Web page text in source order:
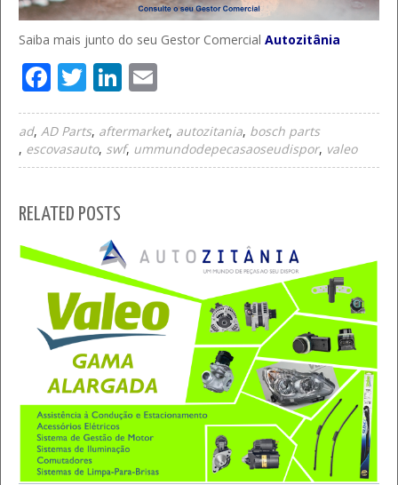
Saiba mais junto do seu Gestor Comercial Autozitânia
Facebook
TwitterLinkedIn
ad AD Parts aftermarket autozitania bosch parts
escovasauto swf ummundodepecasaoseudispor valeo
RELATED POSTS